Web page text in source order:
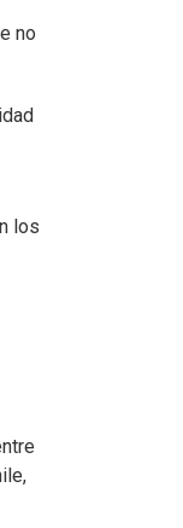
no
los